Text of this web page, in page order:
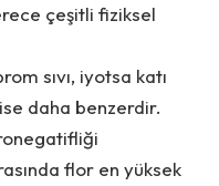
çeşitli fiziksel
sıvı, iyotsa katı
daha benzerdir.
flor en yüksek